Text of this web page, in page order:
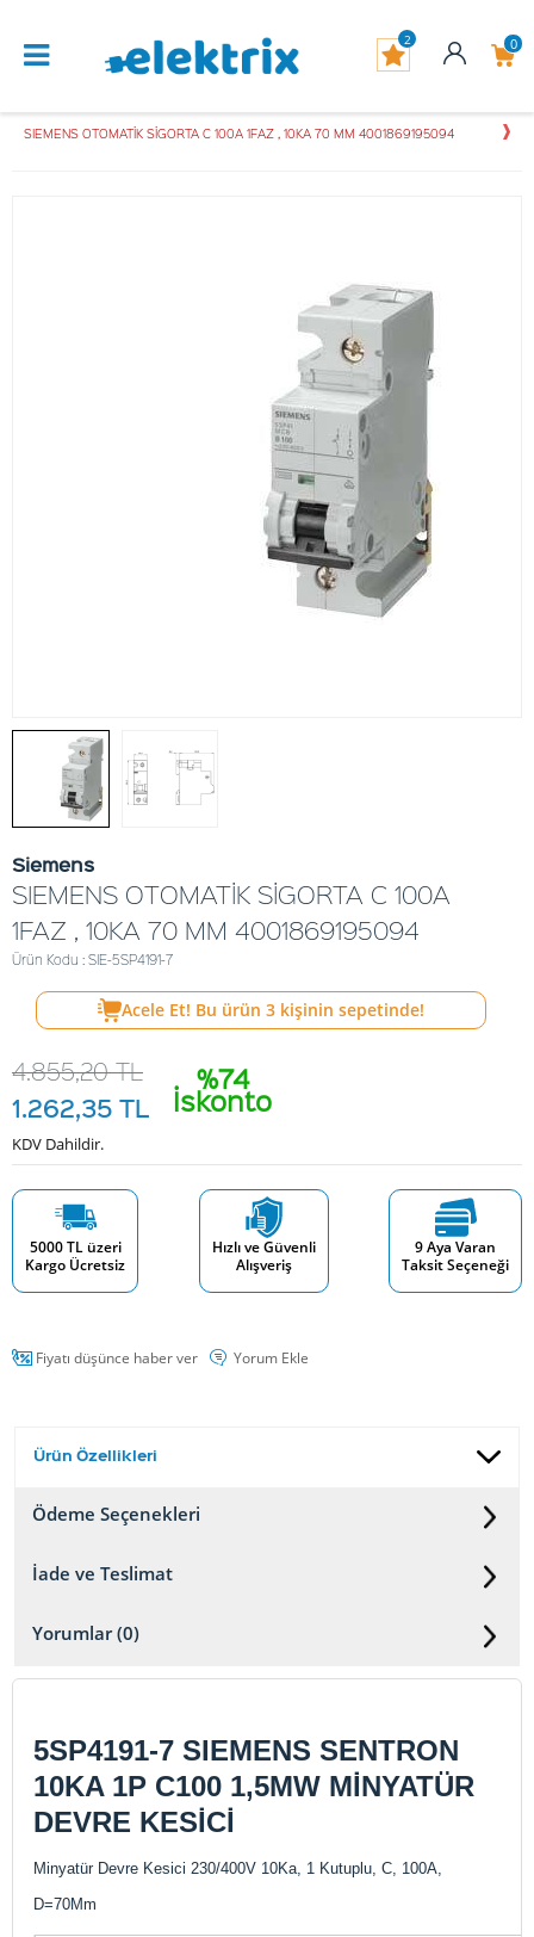
0
2
SIEMENS OTOMATİK SİGORTA C 100A 1FAZ , 10KA 70 MM 4001869195094
Siemens
SIEMENS OTOMATİK SİGORTA C 100A
1FAZ , 10KA 70 MM 4001869195094
Ürün Kodu : SIE-5SP4191-7
Acele Et! Bu ürün 3 kişinin sepetinde!
%74
İskonto
4.855,20TL
1.262,35 TL
KDV Dahildir.
5000 TL üzeri
Kargo Ücretsiz
Hızlı ve Güvenli
Alışveriş
9 Aya Varan
Taksit Seçeneği
Fiyatı düşünce haber ver Yorum Ekle
Ürün Özellikleri
Ödeme Seçenekleri
İade ve Teslimat
Yorumlar (0)
5SP4191-7 SIEMENS SENTRON
10KA 1P C100 1,5MW MİNYATÜR
DEVRE KESİCİ
Minyatür Devre Kesici 230/400V 10Ka, 1 Kutuplu, C, 100A,
D=70Mm